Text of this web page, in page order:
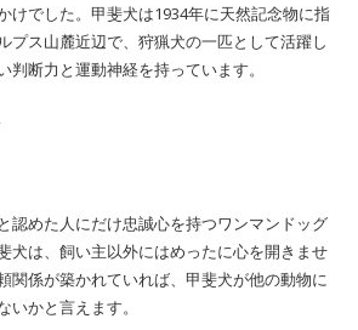
でした。 甲斐犬は1934年に天然記念物に指
プス山麓近辺で、狩猟犬の一匹として活躍し
判断力と運動神経を持っています。
認めた人にだけ忠誠心を持つワンマンドッグ
犬は、 飼い主以外にはめったに心を開きませ
係が築かれていれば、 甲斐犬が他の動物に
かと言えます。